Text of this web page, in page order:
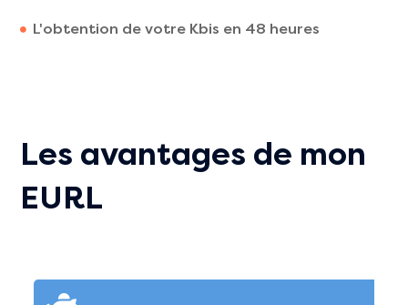
L'obtention de votre Kbis en 48 heures
Les avantages de mon
EURL